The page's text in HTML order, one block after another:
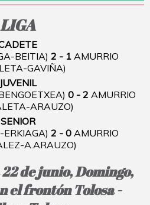
LIGA
BEITIA) 2 - 1 AMURRIO
GAVIÑA)
JUVENIL
0 - 2 AMURRIO
ARAUZO)
SENIOR
ERKIAGA) 2 - 0 AMURRIO
A.ARAUZO)
de junio, Domingo,
el frontón Tolosa -